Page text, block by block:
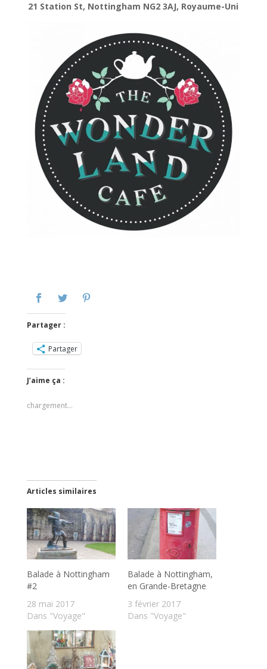
21 Station St, Nottingham NG2 3AJ, Royaume-Uni
Partager :
Partager
J’aime ça :
chargement…
Articles similaires
Balade à Nottingham
#2
28 mai 2017
Dans "Voyage"
Balade à Nottingham,
en Grande-Bretagne
3 février 2017
Dans "Voyage"